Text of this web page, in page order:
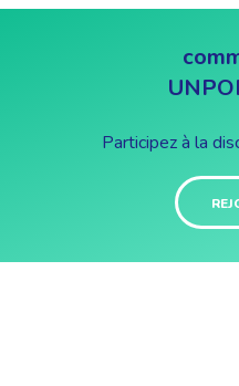
Participez à la